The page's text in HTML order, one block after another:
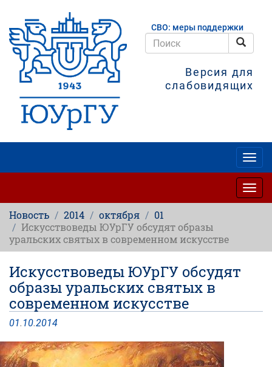
основному
содержанию
СВО: меры поддержки
Версия для
слабовидящих
Новость 2014 октября
01
Искусствоведы ЮУрГУ обсудят образы
уральских святых в современном искусстве
Искусствоведы ЮУрГУ обсудят
образы уральских святых в
современном искусстве
01. 10.2014